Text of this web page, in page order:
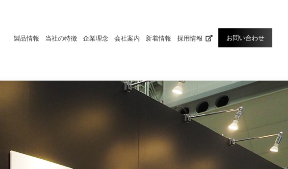
製品情報 当社の特徴 企業理念 会社案内 新着情報 採用情報 お問い合わせ